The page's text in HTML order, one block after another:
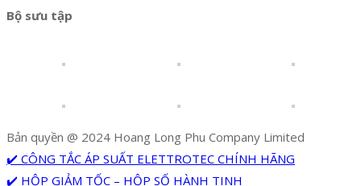
Bộ sưu tập
Bản quyền @ 2024 Hoang Long Phu Company Limited
✔️ CÔNG TẮC ÁP SUẤT ELETTROTEC CHÍNH HÃNG
✔️ HỘP GIẢM TỐC – HỘP SỐ HÀNH TINH